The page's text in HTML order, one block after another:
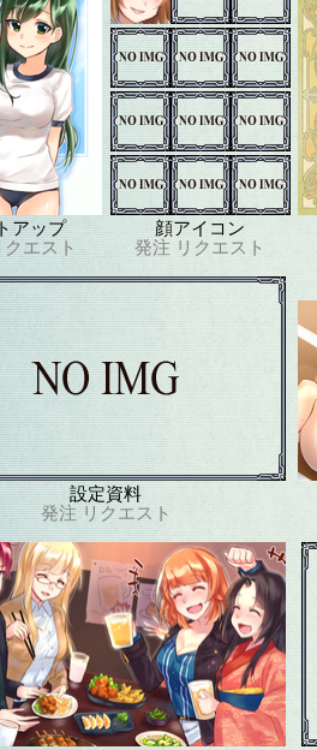
アップ
クエスト
顔アイコン
発注 リクエスト
設定資料
発注 リクエスト